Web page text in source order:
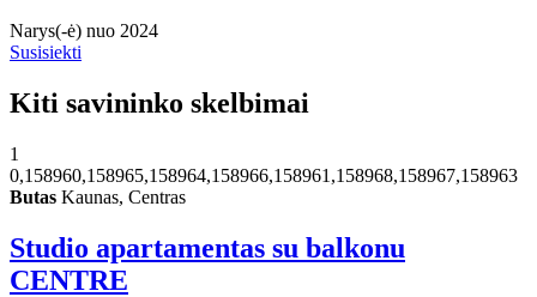
Narys(-ė) nuo 2024
Susisiekti
Kiti savininko skelbimai
1
0,158960,158965,158964,158966,158961,158968,158967,158963
Butas Kaunas, Centras
Studio apartamentas su balkonu
CENTRE